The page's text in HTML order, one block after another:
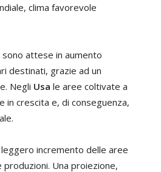
clima favorevole
attese in aumento
destinati, grazie ad un
Negli Usa le aree coltivate a
in crescita e, di conseguenza,
incremento delle aree
Una proiezione,